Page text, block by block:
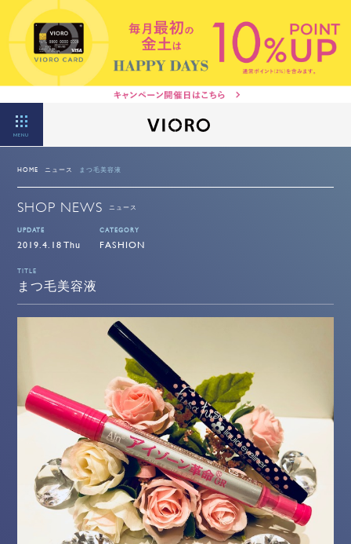
MENU
HOME ニュース まつ毛美容液
SHOP NEWS ニュース
UPDATE
2019.4.18 Thu
CATEGORY
FASHION
TITLE
まつ毛美容液